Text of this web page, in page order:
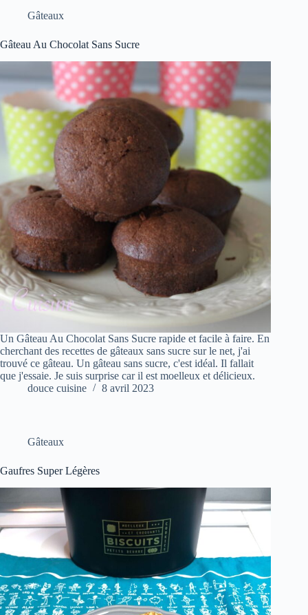
Gâteaux
Gâteau Au Chocolat Sans Sucre
Un Gâteau Au Chocolat Sans Sucre rapide et facile à faire. En
cherchant des recettes de gâteaux sans sucre sur le net, j'ai
trouvé ce gâteau. Un gâteau sans sucre, c'est idéal. Il fallait
que j'essaie. Je suis surprise car il est moelleux et délicieux.
douce cuisine
8 avril 2023
Gâteaux
Gaufres Super Légères